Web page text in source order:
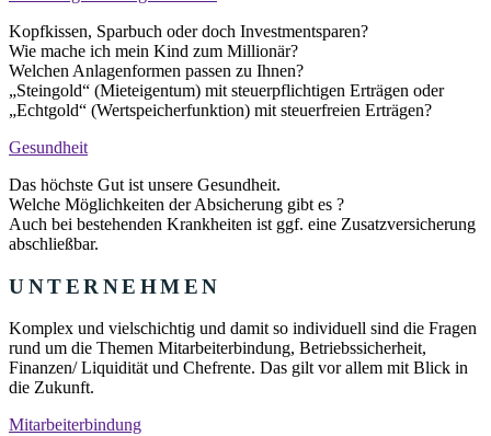
Kopfkissen, Sparbuch oder doch Investmentsparen?
Wie mache ich mein Kind zum Millionär?
Welchen Anlagenformen passen zu Ihnen?
„Steingold“ (Mieteigentum) mit steuerpflichtigen Erträgen oder
„Echtgold“ (Wertspeicherfunktion) mit steuerfreien Erträgen?
Gesundheit
Das höchste Gut ist unsere Gesundheit.
Welche Möglichkeiten der Absicherung gibt es ?
Auch bei bestehenden Krankheiten ist ggf. eine Zusatzversicherung
abschließbar.
UNTERNEHMEN
Komplex und vielschichtig und damit so individuell sind die Fragen
rund um die Themen Mitarbeiterbindung, Betriebssicherheit,
Finanzen/ Liquidität und Chefrente. Das gilt vor allem mit Blick in
die Zukunft.
Mitarbeiterbindung